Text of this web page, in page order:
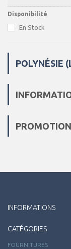
Disponibilité
En Stock
POLYNÉSIE
INFORMATIONS
CATÉGORIES
FOURNITURES